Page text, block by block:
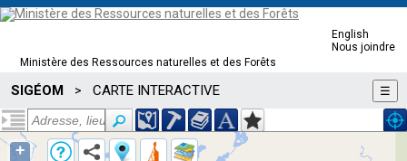
Ministère des Ressources naturelles et des Forêts
English
Nous joindre
SIGÉOM > CARTE INTERACTIVE ☰
+